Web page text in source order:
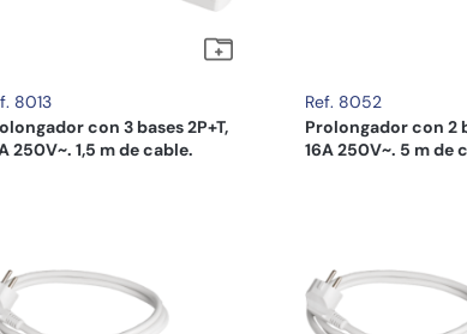
8013
con 3 bases 2P+T,
250V~. 1,5 m de cable.
Ref. 8052
Prolongador con 2
16A 250V~. 5 m de